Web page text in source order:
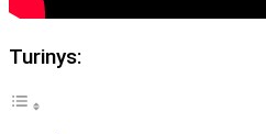
Turinys: